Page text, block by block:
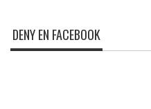
DENY EN FACEBOOK